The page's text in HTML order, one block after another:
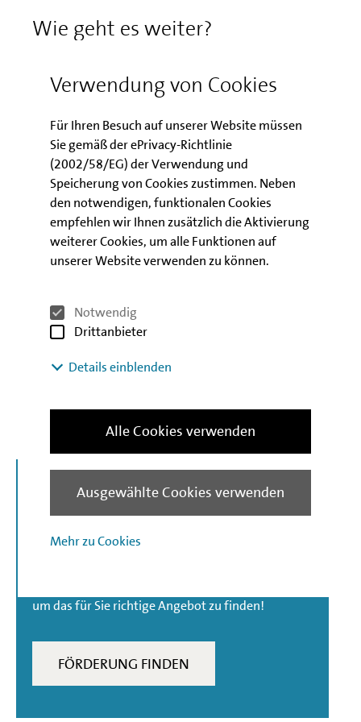
Verwendung von Cookies
Für Ihren Besuch auf unserer Website müssen
Sie gemäß der ePrivacy-Richtlinie
(2002/58/EG) der Verwendung und
Speicherung von Cookies zustimmen. Neben
den notwendigen, funktionalen Cookies
empfehlen wir Ihnen zusätzlich die Aktivierung
weiterer Cookies, um alle Funktionen auf
unserer Website verwenden zu können.
Notwendig
Drittanbieter
Details einblenden
Mehr zu Cookies
Ausgewählte Cookies verwenden
Alle Cookies verwenden
beachten?
Förderprogramme
kombinieren?
Wie geht es weiter?
Kontakt Kundenbetreuung
Betreuung Vermieter:innen und
Investor:innen
Telefon: 030 / 2125-2662
E-Mail schreiben
(EnEV 2014)
Förderstandards finden Sie auf
mehr zur Energieeinsparverordnung
Nicht das Passende
gefunden?
um das für Sie richtige Angebot zu finden!
FÖRDERUNG FINDEN